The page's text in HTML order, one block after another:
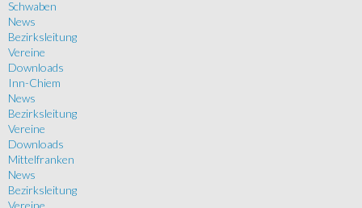
Schwaben
News
Bezirksleitung
Vereine
Downloads
Inn-Chiem
News
Bezirksleitung
Vereine
Downloads
Mittelfranken
News
Bezirksleitung
Vereine